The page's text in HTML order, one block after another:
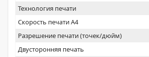
Технология печати
Скорость печати А4
Разрешение печати (точек/дюйм)
Двусторонняя печать